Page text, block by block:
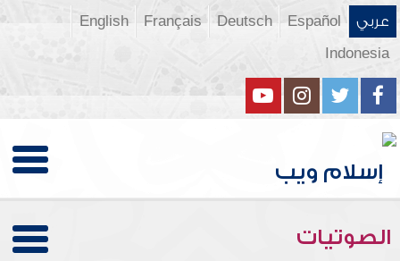
عربي Español
Deutsch
Français
English
Indonesia
الصوتيات